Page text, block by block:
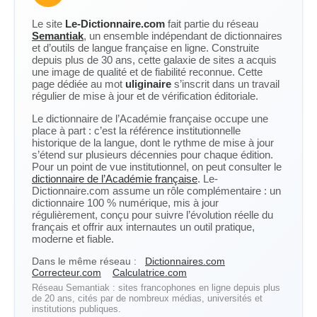
Le site Le-Dictionnaire.com fait partie du réseau
Semantiak, un ensemble indépendant de dictionnaires
et d’outils de langue française en ligne. Construite
depuis plus de 30 ans, cette galaxie de sites a acquis
une image de qualité et de fiabilité reconnue. Cette
page dédiée au mot uliginaire s’inscrit dans un travail
régulier de mise à jour et de vérification éditoriale.
Le dictionnaire de l’Académie française occupe une
place à part : c’est la référence institutionnelle
historique de la langue, dont le rythme de mise à jour
s’étend sur plusieurs décennies pour chaque édition.
Pour un point de vue institutionnel, on peut consulter le
dictionnaire de l’Académie française. Le-
Dictionnaire.com assume un rôle complémentaire : un
dictionnaire 100 % numérique, mis à jour
régulièrement, conçu pour suivre l’évolution réelle du
français et offrir aux internautes un outil pratique,
moderne et fiable.
Dans le même réseau :
Dictionnaires.com
Correcteur.com
Calculatrice.com
Réseau Semantiak : sites francophones en ligne depuis plus
de 20 ans, cités par de nombreux médias, universités et
institutions publiques.